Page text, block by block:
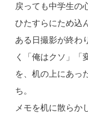
戻っても中学生の
ひたすらにため込
ある日撮影が終わ
く「俺はクソ」「
を、机の上にあっ
ち。
メモを机に散らか